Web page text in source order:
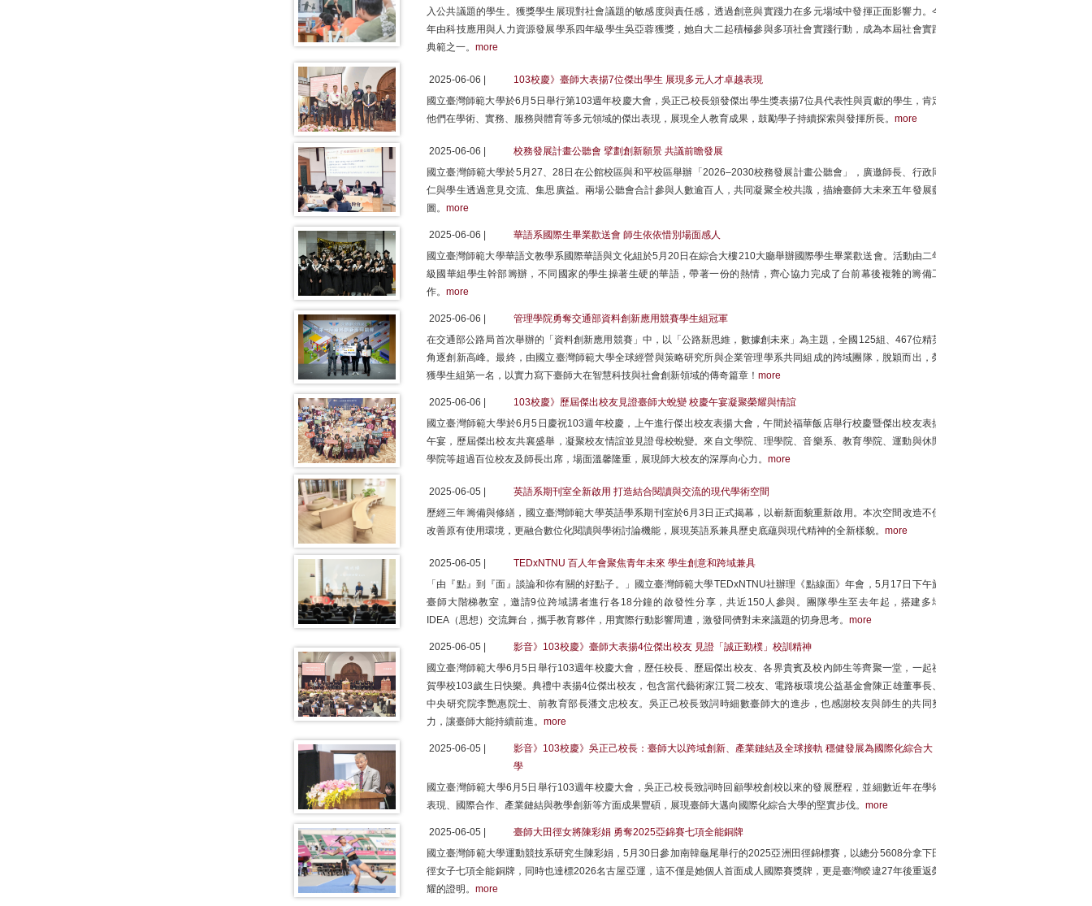
入公共議題的學生。獲獎學生展現對社會議題的敏感度與責任感，透過創意與實踐力在多元場域中發揮正面影響力。今
年由科技應用與人力資源發展學系四年級學生吳亞蓉獲獎，她自大二起積極參與多項社會實踐行動，成為本屆社會實踐
典範之一。 more
2025-06-06 |
103校慶》臺師大表揚7位傑出學生 展現多元人才卓越表現
國立臺灣師範大學於6月5日舉行第103週年校慶大會，吳正己校長頒發傑出學生獎表揚7位具代表性與貢獻的學生，肯定
他們在學術、實務、服務與體育等多元領域的傑出表現，展現全人教育成果，鼓勵學子持續探索與發揮所長。 more
2025-06-06 |
校務發展計畫公聽會 擘劃創新願景 共議前瞻發展
國立臺灣師範大學於5月27、28日在公館校區與和平校區舉辦「2026–2030校務發展計畫公聽會」，廣邀師長、行政同
仁與學生透過意見交流、集思廣益。兩場公聽會合計參與人數逾百人，共同凝聚全校共識，描繪臺師大未來五年發展藍
圖。 more
2025-06-06 |
華語系國際生畢業歡送會 師生依依惜別場面感人
國立臺灣師範大學華語文教學系國際華語與文化組於5月20日在綜合大樓210大廳舉辦國際學生畢業歡送會。活動由二年
級國華組學生幹部籌辦，不同國家的學生操著生硬的華語，帶著一份的熱情，齊心協力完成了台前幕後複雜的籌備工
作。 more
2025-06-06 |
管理學院勇奪交通部資料創新應用競賽學生組冠軍
在交通部公路局首次舉辦的「資料創新應用競賽」中，以「公路新思維，數據創未來」為主題，全國125組、467位精英
角逐創新高峰。最終，由國立臺灣師範大學全球經營與策略研究所與企業管理學系共同組成的跨域團隊，脫穎而出，榮
獲學生組第一名，以實力寫下臺師大在智慧科技與社會創新領域的傳奇篇章！ more
2025-06-06 |
103校慶》歷屆傑出校友見證臺師大蛻變 校慶午宴凝聚榮耀與情誼
國立臺灣師範大學於6月5日慶祝103週年校慶，上午進行傑出校友表揚大會，午間於福華飯店舉行校慶暨傑出校友表揚
午宴，歷屆傑出校友共襄盛舉，凝聚校友情誼並見證母校蛻變。來自文學院、理學院、音樂系、教育學院、運動與休閒
學院等超過百位校友及師長出席，場面溫馨隆重，展現師大校友的深厚向心力。 more
2025-06-05 |
英語系期刊室全新啟用 打造結合閱讀與交流的現代學術空間
歷經三年籌備與修繕，國立臺灣師範大學英語學系期刊室於6月3日正式揭幕，以嶄新面貌重新啟用。本次空間改造不僅
改善原有使用環境，更融合數位化閱讀與學術討論機能，展現英語系兼具歷史底蘊與現代精神的全新樣貌。 more
2025-06-05 |
TEDxNTNU 百人年會聚焦青年未來 學生創意和跨域兼具
「由『點』到『面』談論和你有關的好點子。」國立臺灣師範大學TEDxNTNU社辦理《點線面》年會，5月17日下午於
臺師大階梯教室，邀請9位跨域講者進行各18分鐘的啟發性分享，共近150人參與。團隊學生至去年起，搭建多場
IDEA（思想）交流舞台，攜手教育夥伴，用實際行動影響周遭，激發同儕對未來議題的切身思考。 more
2025-06-05 |
影音》103校慶》臺師大表揚4位傑出校友 見證「誠正勤樸」校訓精神
國立臺灣師範大學6月5日舉行103週年校慶大會，歷任校長、歷屆傑出校友、各界貴賓及校內師生等齊聚一堂，一起祝
賀學校103歲生日快樂。典禮中表揚4位傑出校友，包含當代藝術家江賢二校友、電路板環境公益基金會陳正雄董事長、
中央研究院李艷惠院士、前教育部長潘文忠校友。吳正己校長致詞時細數臺師大的進步，也感謝校友與師生的共同努
力，讓臺師大能持續前進。 more
2025-06-05 |
影音》103校慶》吳正己校長：臺師大以跨域創新、產業鏈結及全球接軌 穩健發展為國際化綜合大
學
國立臺灣師範大學6月5日舉行103週年校慶大會，吳正己校長致詞時回顧學校創校以來的發展歷程，並細數近年在學術
表現、國際合作、產業鏈結與教學創新等方面成果豐碩，展現臺師大邁向國際化綜合大學的堅實步伐。 more
2025-06-05 |
臺師大田徑女將陳彩娟 勇奪2025亞錦賽七項全能銅牌
國立臺灣師範大學運動競技系研究生陳彩娟，5月30日參加南韓龜尾舉行的2025亞洲田徑錦標賽，以總分5608分拿下田
徑女子七項全能銅牌，同時也達標2026名古屋亞運，這不僅是她個人首面成人國際賽獎牌，更是臺灣睽違27年後重返榮
耀的證明。 more